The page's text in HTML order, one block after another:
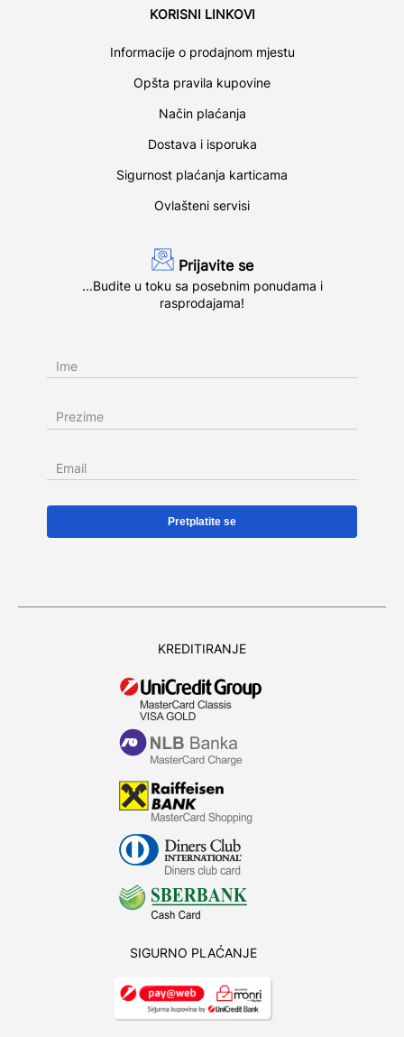
KORISNI LINKOVI
Informacije o prodajnom mjestu
Opšta pravila kupovine
Način plaćanja
Dostava i isporuka
Sigurnost plaćanja karticama
Ovlašteni servisi
Prijavite se
...Budite u toku sa posebnim ponudama i
rasprodajama!
Ime
Prezime
Email
KREDITIRANJE
SIGURNO PLAĆANJE